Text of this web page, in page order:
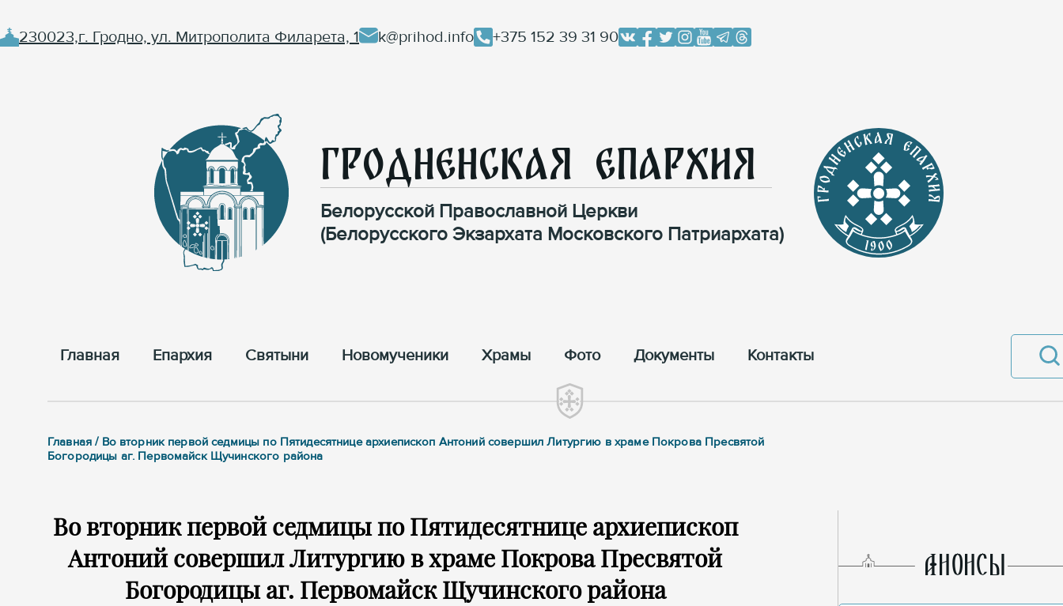
230023,г. Гродно, ул. Митрополита Филарета, 1 k@prihod.info +375 152 39 31 90
Гродненская Епархия
Белорусской Православной Церкви
(Белорусского Экзархата Московского Патриархата)
Главная Епархия Cвятыни Новомученики Храмы Фото Документы Контакты
Главная / Во вторник первой седмицы по Пятидесятнице архиепископ Антоний совершил Литургию в храме Покрова Пресвятой
Богородицы аг. Первомайск Щучинского района
Во вторник первой седмицы по Пятидесятнице архиепископ
Антоний совершил Литургию в храме Покрова Пресвятой
Богородицы аг. Первомайск Щучинского района
AНОНСЫ